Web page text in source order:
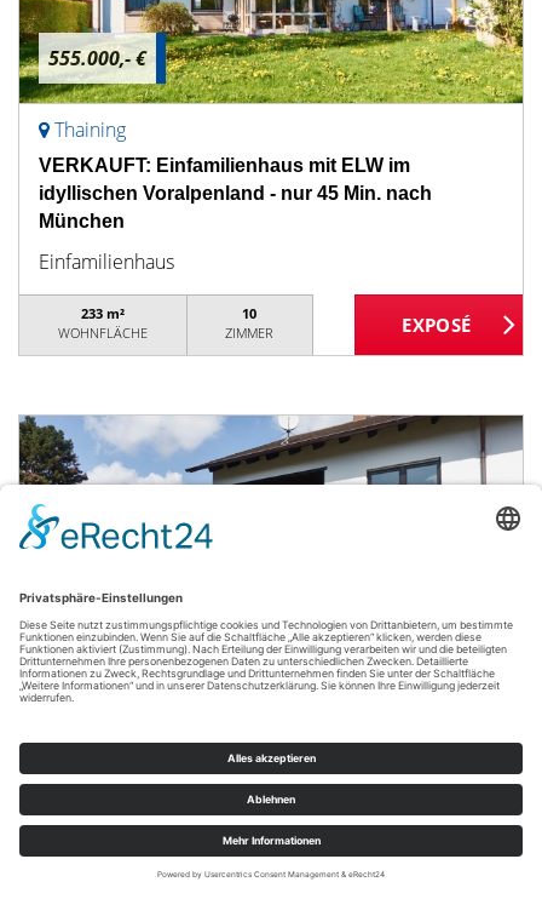
555.000,- €
Thaining
VERKAUFT: Einfamilienhaus mit ELW im
idyllischen Voralpenland - nur 45 Min. nach
München
Einfamilienhaus
233 m²
WOHNFLÄCHE
10
ZIMMER
399.000,- €
Graben
VERKAUFT: Kleines Mehrfamilienhaus mit 3
Wohnungen
215 m²
6
ZIMMER